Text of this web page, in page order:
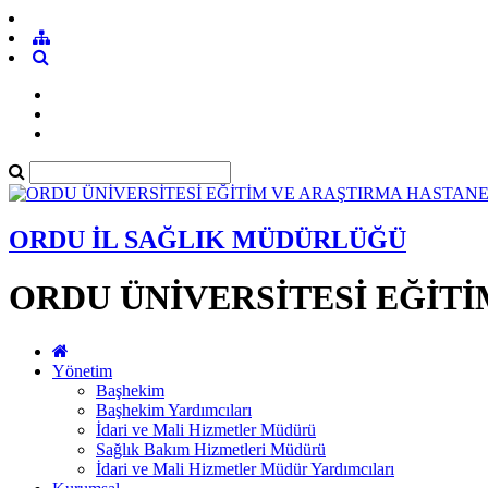
ORDU İL SAĞLIK MÜDÜRLÜĞÜ
ORDU ÜNİVERSİTESİ
Yönetim
Başhekim
Başhekim Yardımcıları
İdari ve Mali Hizmetler Müdürü
Sağlık Bakım Hizmetleri Müdürü
İdari ve Mali Hizmetler Müdür Yardımcıları